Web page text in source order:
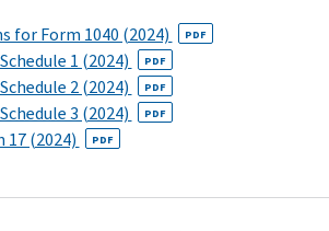
for Form 1040 (2024)
PDF
1 (2024) PDF
2 (2024) PDF
3 (2024) PDF
(2024) PDF